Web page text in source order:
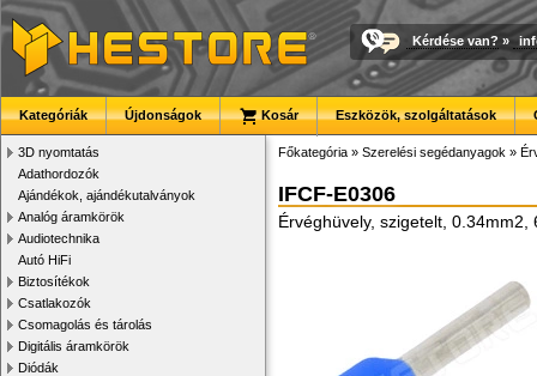
Kérdése van? »
Kategóriák Újdonságok Kosár Eszközök, szolgáltatások
3D nyomtatás
Adathordozók
Ajándékok, ajándékutalványok
Analóg áramkörök
Audiotechnika
Autó HiFi
Biztosítékok
Csatlakozók
Csomagolás és tárolás
Digitális áramkörök
Diódák
Főkategória » Szerelési segédanyagok »
IFCF-E0306
Érvéghüvely, szigetelt, 0.34mm2,